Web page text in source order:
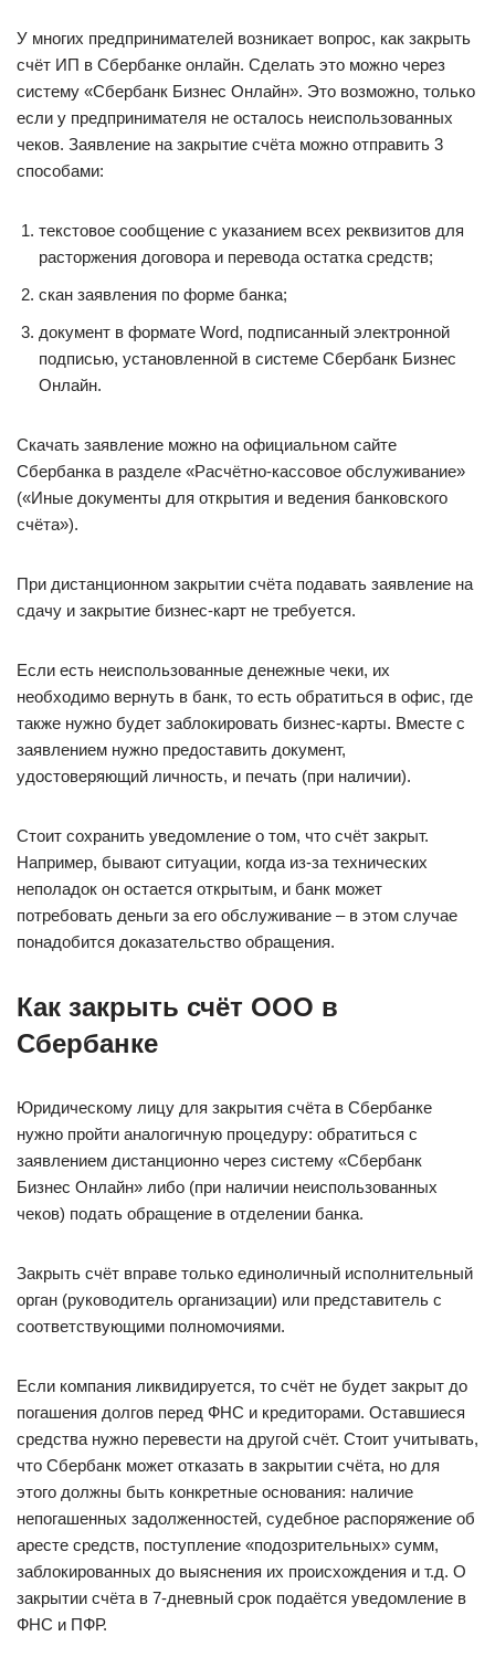
У многих предпринимателей возникает вопрос, как закрыть
счёт ИП в Сбербанке онлайн. Сделать это можно через
систему «Сбербанк Бизнес Онлайн». Это возможно, только
если у предпринимателя не осталось неиспользованных
чеков. Заявление на закрытие счёта можно отправить 3
способами:
текстовое сообщение с указанием всех реквизитов для
расторжения договора и перевода остатка средств;
скан заявления по форме банка;
документ в формате Word, подписанный электронной
подписью, установленной в системе Сбербанк Бизнес
Онлайн.
Скачать заявление можно на официальном сайте
Сбербанка в разделе «Расчётно-кассовое обслуживание»
(«Иные документы для открытия и ведения банковского
счёта»).
При дистанционном закрытии счёта подавать заявление на
сдачу и закрытие бизнес-карт не требуется.
Если есть неиспользованные денежные чеки, их
необходимо вернуть в банк, то есть обратиться в офис, где
также нужно будет заблокировать бизнес-карты. Вместе с
заявлением нужно предоставить документ,
удостоверяющий личность, и печать (при наличии).
Стоит сохранить уведомление о том, что счёт закрыт.
Например, бывают ситуации, когда из-за технических
неполадок он остается открытым, и банк может
потребовать деньги за его обслуживание – в этом случае
понадобится доказательство обращения.
Как закрыть счёт ООО в
Сбербанке
Юридическому лицу для закрытия счёта в Сбербанке
нужно пройти аналогичную процедуру: обратиться с
заявлением дистанционно через систему «Сбербанк
Бизнес Онлайн» либо (при наличии неиспользованных
чеков) подать обращение в отделении банка.
Закрыть счёт вправе только единоличный исполнительный
орган (руководитель организации) или представитель с
соответствующими полномочиями.
Если компания ликвидируется, то счёт не будет закрыт до
погашения долгов перед ФНС и кредиторами. Оставшиеся
средства нужно перевести на другой счёт. Стоит учитывать,
что Сбербанк может отказать в закрытии счёта, но для
этого должны быть конкретные основания: наличие
непогашенных задолженностей, судебное распоряжение об
аресте средств, поступление «подозрительных» сумм,
заблокированных до выяснения их происхождения и т.д. О
закрытии счёта в 7-дневный срок подаётся уведомление в
ФНС и ПФР.